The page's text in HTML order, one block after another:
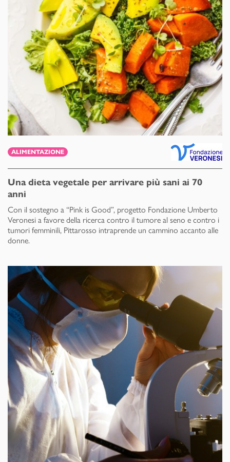
ALIMENTAZIONE
Una dieta vegetale per arrivare più sani ai 70
anni
Con il sostegno a “Pink is Good”, progetto Fondazione Umberto
Veronesi a favore della ricerca contro il tumore al seno e contro i
tumori femminili, Pittarosso intraprende un cammino accanto alle
donne.